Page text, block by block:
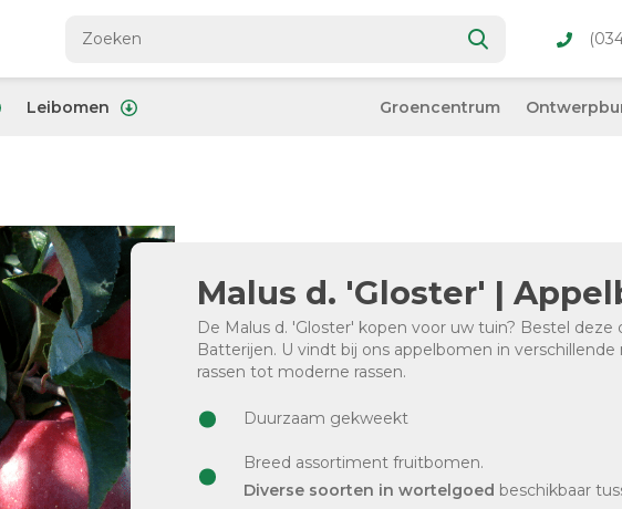
Leibomen Groencentrum
Malus d. 'Gloster' |
De Malus d. 'Gloster' kopen voor uw tuin? Bestel deze
Batterijen. U vindt bij ons appelbomen in
rassen tot moderne rassen.
Duurzaam gekweekt
Breed assortiment fruitbomen.
Diverse soorten in wortelgoed beschikbaar